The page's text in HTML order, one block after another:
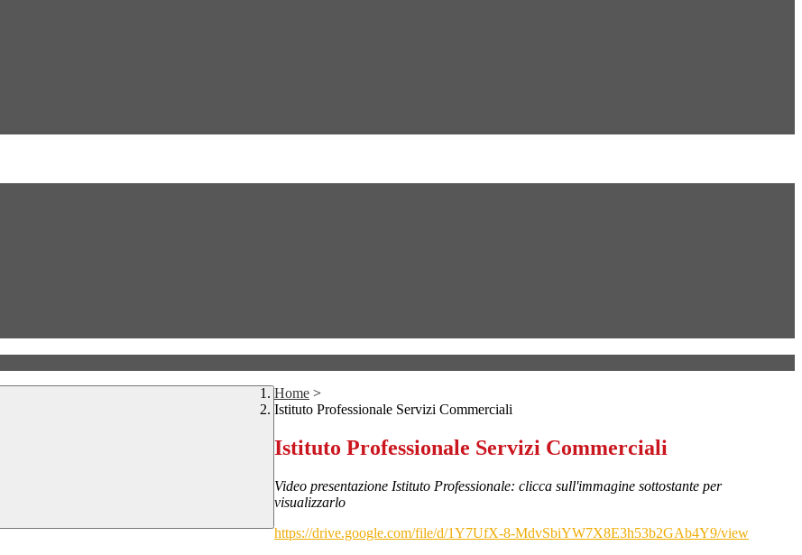
Home >
Istituto Professionale Servizi Commerciali
Istituto Professionale Servizi Commerciali
Video presentazione Istituto Professionale: clicca sull'immagine sottostante per
visualizzarlo
https://drive.google.com/file/d/1Y7UfX-8-MdvSbiYW7X8E3h53b2GAb4Y9/view